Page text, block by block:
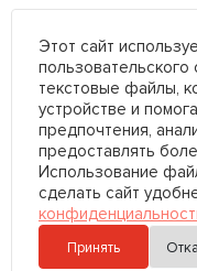
Этот сайт
текстовые файлы,
устройстве и
предпочтения,
предоставлять
Использование
сделать сайт
Принять